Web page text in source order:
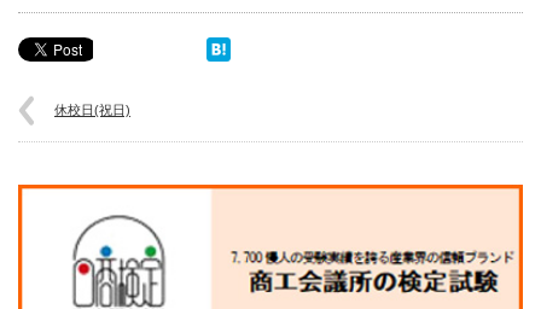
休校日(祝日)